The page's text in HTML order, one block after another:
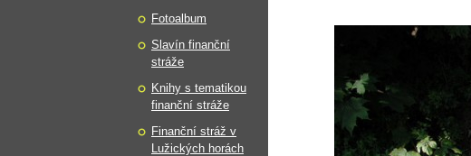
Fotoalbum
Slavín finanční
stráže
Knihy s tematikou
finanční stráže
Finanční stráž v
Lužických horách